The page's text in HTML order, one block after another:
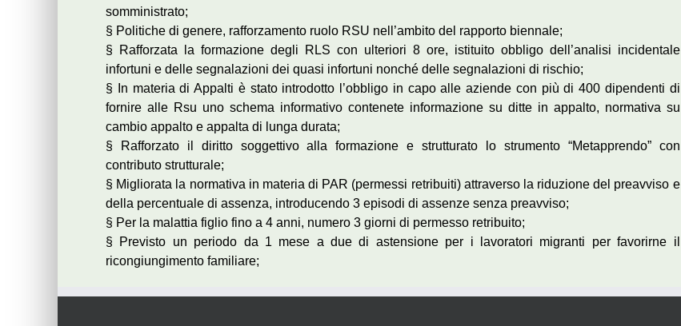
somministrato;
§ Politiche di genere, rafforzamento ruolo RSU nell’ambito del rapporto biennale;
§ Rafforzata la formazione degli RLS con ulteriori 8 ore, istituito obbligo dell’analisi incidentale
infortuni e delle segnalazioni dei quasi infortuni nonché delle segnalazioni di rischio;
§ In materia di Appalti è stato introdotto l’obbligo in capo alle aziende con più di 400 dipendenti di
fornire alle Rsu uno schema informativo contenete informazione su ditte in appalto, normativa su
cambio appalto e appalta di lunga durata;
§ Rafforzato il diritto soggettivo alla formazione e strutturato lo strumento “Metapprendo” con
contributo strutturale;
§ Migliorata la normativa in materia di PAR (permessi retribuiti) attraverso la riduzione del preavviso e
della percentuale di assenza, introducendo 3 episodi di assenze senza preavviso;
§ Per la malattia figlio fino a 4 anni, numero 3 giorni di permesso retribuito;
§ Previsto un periodo da 1 mese a due di astensione per i lavoratori migranti per favorirne il
ricongiungimento familiare;